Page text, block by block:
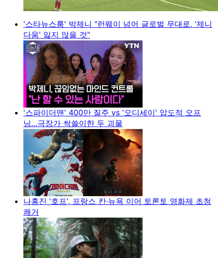
'스타뉴스룸' 박제니 "런웨이 넘어 글로벌 무대로, '제니
다움' 잃지 않을 것"
'스파이더맨' 400만 질주 vs '오디세이' 압도적 오프
닝…극장가 싹쓸이한 두 괴물
나홍진 '호프', 프랑스 칸·뉴욕 이어 토론토 영화제 초청
쾌거